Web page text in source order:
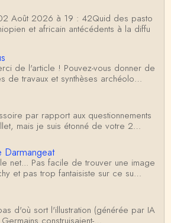
Août 2026 à 19 : 42Quid des pasto
et africain antécédents à la diffu
de l'article ! Pouvez-vous donner de
de travaux et synthèses archéolo…
par rapport aux questionnements
mais je suis étonné de votre 2…
Darmangeat
net... Pas facile de trouver une image
et pas trop fantaisiste sur ce su…
d'où sort l'illustration (générée par IA